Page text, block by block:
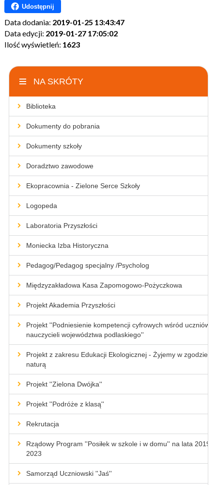
Udostępnij
Data dodania: 2019-01-25 13:43:47
Data edycji: 2019-01-27 17:05:02
Ilość wyświetleń: 1623
NA SKRÓTY
Biblioteka
Dokumenty do pobrania
Dokumenty szkoły
Doradztwo zawodowe
Ekopracownia - Zielone Serce Szkoły
Logopeda
Laboratoria Przyszłości
Moniecka Izba Historyczna
Pedagog/Pedagog specjalny /Psycholog
Międzyzakładowa Kasa Zapomogowo-Pożyczkowa
Projekt Akademia Przyszłości
Projekt ''Podniesienie kompetencji cyfrowych wśród uczniów i
nauczycieli województwa podlaskiego''
Projekt z zakresu Edukacji Ekologicznej - Żyjemy w zgodzie z
naturą
Projekt ''Zielona Dwójka''
Projekt ''Podróże z klasą''
Rekrutacja
Rządowy Program ''Posiłek w szkole i w domu'' na lata 2019-
2023
Samorząd Uczniowski ''Jaś''